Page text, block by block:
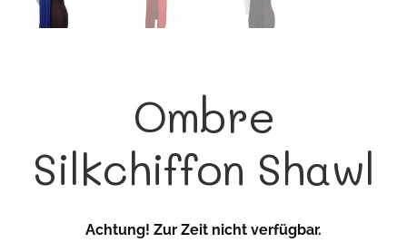
Ombre
Silkchiffon Shawl
Achtung! Zur Zeit nicht verfügbar.